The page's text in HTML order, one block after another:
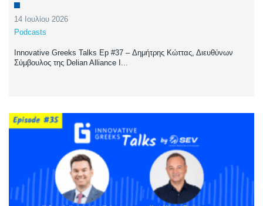
14 Ιουλίου 2026
Podcasts
Innovative Greeks Talks Ep #37 – Δημήτρης Κώττας, Διευθύνων
Σύμβουλος της Delian Alliance I...